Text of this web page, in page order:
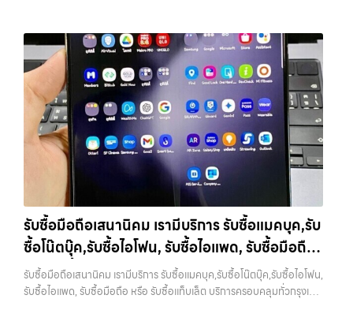
วัชรพล, รามอินทรา, รวมถึง บางนา, บางพลี, เกษตรนวมินทร์, เสนานิคม,
วังหินไม่ว่าคุณจะต้องการ รับซื้อโทรศัพท์, รับซื้อแมคบุค, รับซื้อโน๊ตบุ๊ค, รับ
ซื้อแท็บเล็ต, หรือบริการอื่นๆ เกี่ยวกับสินค้าไอที กรุงเทพฯ – เราพร้อมให้
บริการครบวงจร บริการของเรา…
ต้องการเปลี่ยนรุ่น หรือต้องการเงินด่วน เราจึงมอบบริการประเมินสภาพ
เครื่อง ฟรี ปราบปรามความยุ่งยากทั้งหลาย โดยเน้น โปร่งใส มั่นใจได้ และ
จ่ายเงินทันทีเมื่อตกลงซื้อขายสำเร็จ บริการของเราครอบคลุมทั้ง iPhone
สายใหม่-เก่า, Samsung ทุกรุ่น, iPad และแท็บเล็ตทุกแบรนด์ เรารับถึงแม้
จะอยู่ในสภาพใช้งานแล้ว ตกแต่งแล้ว หรือมีรอยบ้าง เพราะมูลค่าของเครื่อง
ไม่ได้ขึ้นอยู่แค่ยี่ห้อ แต่ขึ้นอยู่กับสภาพจริง ความครบชุด และความสะดวกใน
การขายของคุณ เราจึงตั้งใจให้บริการในเขต ลาดพร้าว, รัชดา, บางรัก,
แจ้งวัฒนะ, บางแค, วัชรพล, รามอินทรา, บางนา, บางพลี, เกษตรนวมินทร์,
เสนานิคม, วังหิน อย่างเต็มที่ ไม่ว่าคุณจะค้นหาคำว่า “รับซื้อมือถือใกล้ฉัน”,
“รับซื้อโทรศัพท์มือสองกรุงเทพ”, “ขาย iPad ได้ราคา”, “รับซื้อแท็บเล็ต
กรุงเทพถึงที่”, หรือ “รับซื้อ Samsung มือสอง ราคาสูง” — ที่นี่คือคำตอบ
เพราะบริการของเรามุ่งตรงให้คุณได้รับราคาและความสะดวกสบายที่เหนือ
กว่า เลือกเราแล้วคุณจะได้บริการที่คุณไว้วางใจ พร้อมทีมงานที่พร้อม
อำนวยความสะดวก นัดรับถึงที่ ตรวจสภาพอย่างมืออาชีพ และจ่ายเงินทันที
ทั้งหมดนี้เพื่อให้การขายอุปกรณ์ของคุณเป็นเรื่องง่ายขึ้น ดีกว่า รวดเร็วกว่า
และคุ้มค่ากว่า ทำไมต้องเลือกเรา ผู้เชี่ยวชาญด้านการให้บริการ รับซื้อมือถือ
iPhone, Samsung, ไอแพด แท็บเล็ตทุกยี่ห้อ ในราคาสูง พร้อมจ่ายเงิน
ดา บางรัก แจ้งวัฒนะ บางแค วัชรพล รามอินทรา รับซื้อโน๊ตบุ๊คแจ้งวัฒนะ
— บริการรับซื้อมือถือ iPhone Samsung iPad แท็บเล็ตใน พื้นที่
ลาดพร้าว รัชดา บางรัก แจ้งวัฒนะ บางแค วัชรพล รามอินทรา พร้อมจ่าย
เงินทันที รับซื้อโน๊ตบุ๊คแจ้งวัฒนะ บริการรับซื้อมือถือ iPhone Samsung
iPad แท็บเล็ตใน พื้นที่ ลาดพร้าว รัชดา บางรัก แจ้งวัฒนะ บางแค วัชรพล
รามอินทรา… รับซื้อโน๊ตบุ๊คแจ้งวัฒนะ รับซื้อ Samsung และมือถือ
Android ทุกยี่ห้อ ไม่ว่าจะรุ่นใหม่หรือรุ่นเก่า ประสบการณ์เหนือระดับกับ
การ รับซื้อไอโฟน, รับซื้อไอแพด, รับซื้อมือถือ ยินดีต้อนรับสู่ “รับซื้อขายมือ
ถือ.com” เว็บไซต์ที่คุณไว้วางใจได้ สำหรับบริการ รับซื้อ มือถือ iPhone,
Samsung, iPad, แท็บเล็ต ทุกยี่ห้อ ให้ราคาสูง พร้อมจ่ายเงินทันที
ครอบคลุมพื้นที่ ลาดพร้าว, รัชดา, บางรัก, แจ้งวัฒนะ, บางแค, วัชรพล,
รามอินทรา และเขตกรุงเทพฯ ใกล้ “ใกล้ ฉัน” ที่สุด ในยุคที่สมาร์ทโฟน
แท็บเล็ต และอุปกรณ์ไอทีใหม่ๆ เปลี่ยนรุ่นกันแทบทุกช่วงเวลา อุปกรณ์ที่คุณ
ใช้แล้วอาจกลายเป็นของที่ไม่ได้ใช้งานอยู่เฉยๆ เว็บไซต์ของเราจึงเกิดขึ้นเพื่อ
เป็นทางเลือกให้คุณสามารถเปลี่ยนอุปกรณ์ที่ไม่ใช้แล้วให้กลายเป็นเงินสดได้
ทันที ด้วยบริการ รับซื้อไอโฟน, รับซื้อไอแพด, รับซื้อมือถือ, รับซื้อโทรศัพท์,
รับซื้อโน๊ตบุ๊ค, รับซื้อแท็บเล็ต, รับซื้อสินค้าไอทีกรุงเทพมหานคร อย่างครบ
รับซื้อมือถือเสนานิคม เรามีบริการ รับซื้อแมคบุค,รับ
ซื้อโน๊ตบุ๊ค,รับซื้อไอโฟน, รับซื้อไอแพด, รับซื้อมือถือ
หรือ รับซื้อแท็บเล็ต บริการครอบคลุมทั่วกรุงเทพ
และพื้นที่ใกล้เคียง
รับซื้อมือถือเสนานิคม เรามีบริการ รับซื้อแมคบุค,รับซื้อโน๊ตบุ๊ค,รับซื้อไอโฟน,
รับซื้อไอแพด, รับซื้อมือถือ หรือ รับซื้อแท็บเล็ต บริการครอบคลุมทั่วกรุงเทพ